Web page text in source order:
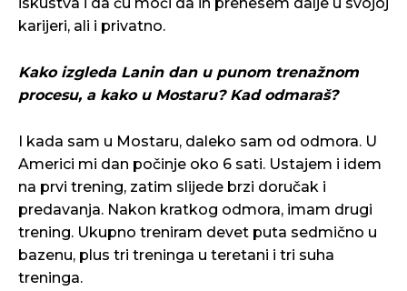
karijeri, ali i privatno.
Kako izgleda Lanin dan u punom trenažnom
procesu, a kako u Mostaru? Kad odmaraš?
I kada sam u Mostaru, daleko sam od odmora. U
Americi mi dan počinje oko 6 sati. Ustajem i idem
na prvi trening, zatim slijede brzi doručak i
predavanja. Nakon kratkog odmora, imam drugi
trening. Ukupno treniram devet puta sedmično u
bazenu, plus tri treninga u teretani i tri suha
treninga.